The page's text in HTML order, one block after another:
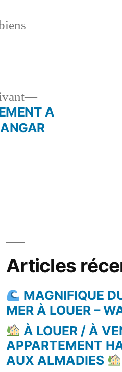
Article
suivant :
A
Articles
MAGNIFIQUE
MER À LOUER –
À LOUER / À
APPARTEMENT
AUX ALMADIES